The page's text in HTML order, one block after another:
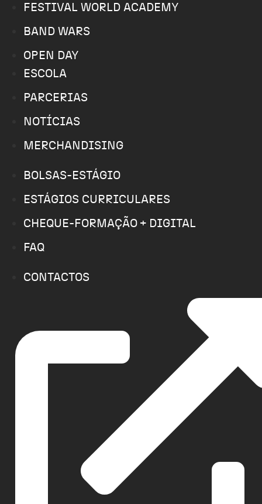
FESTIVAL WORLD ACADEMY
BAND WARS
OPEN DAY
ESCOLA
PARCERIAS
NOTÍCIAS
MERCHANDISING
BOLSAS-ESTÁGIO
ESTÁGIOS CURRICULARES
CHEQUE-FORMAÇÃO + DIGITAL
FAQ
CONTACTOS